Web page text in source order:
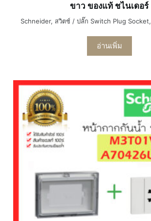
ขาว ของแท้ ชไนเดอร์
Schneider, สวิตช์ / ปลั๊ก Switch Plug Socket,
อ่านเพิ่ม